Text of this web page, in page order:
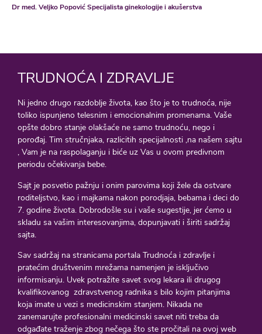
Dr med. Veljko Popović Specijalista ginekologije i akušerstva
TRUDNOĆA I ZDRAVLJE
Ni jedno drugo razdoblje života, kao što je to trudnoća, nije
toliko ispunjeno telesnim i emocionalnim promenama. Vaše
opšte dobro stanje olakšaće ne samo trudnoću, nego i
porođaj. Tim stručnjaka, razlicitih specijalnosti ,na našem sajtu
, Vam je na raspolaganju i biće uz Vas u ovom predivnom
periodu očekivanja bebe.
Sajt je posvetio pažnju i onim parovima koji žele da ostvare
roditeljstvo, kao i majkama nakon porodjaja, bebama i deci do
7. godine života. Dobrodošle su i vaše sugestije, jer ćemo u
skladu sa vašim interesovanjima, dopunjavati i širiti sadržaj
sajta.
Sav sadržaj na stranicama portala Trudnoća i zdravlje i
pratećim društvenim mrežama namenjen je isključivo
informisanju. Uvek potražite savet svog lekara ili drugog
kvalifikovanog zdravstvenog radnika s bilo kojim pitanjima
koja imate u vezi s medicinskim stanjem. Nikada ne
zanemarujte profesionalni medicinski savet niti treba da
odgađate traženje zbog nečega što ste pročitali na ovoj web